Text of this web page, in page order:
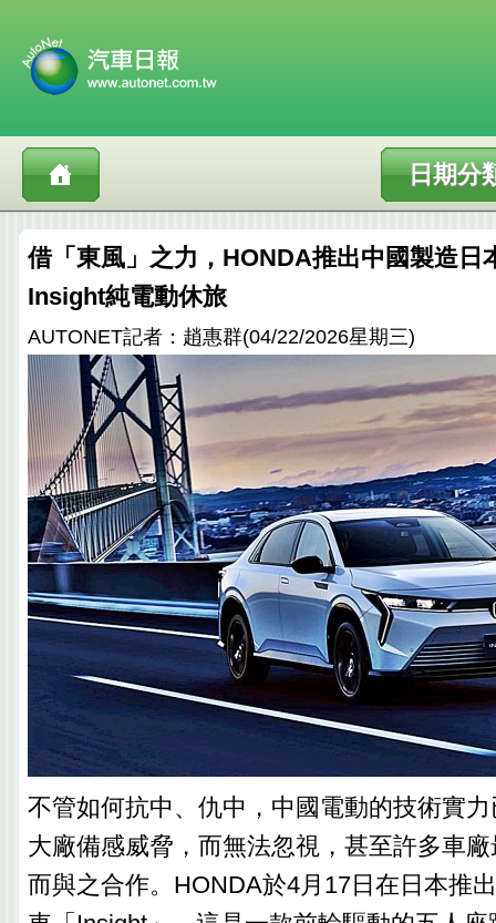
日期分
借「東風」之力，HONDA推出中國製造日
Insight純電動休旅
AUTONET記者：趙惠群(04/22/2026星期三)
不管如何抗中、仇中，中國電動的技術實
大廠備感威脅，而無法忽視，甚至許多車
而與之合作。HONDA於4月17日在日本推